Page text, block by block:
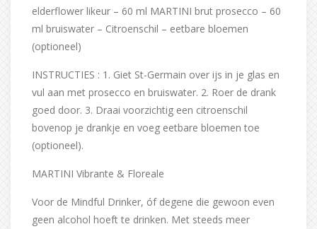
elderflower likeur – 60 ml MARTINI brut prosecco – 60
ml bruiswater – Citroenschil – eetbare bloemen
(optioneel)
INSTRUCTIES : 1. Giet St-Germain over ijs in je glas en
vul aan met prosecco en bruiswater. 2. Roer de drank
goed door. 3. Draai voorzichtig een citroenschil
bovenop je drankje en voeg eetbare bloemen toe
(optioneel).
MARTINI Vibrante & Floreale
Voor de Mindful Drinker, óf degene die gewoon even
geen alcohol hoeft te drinken. Met steeds meer